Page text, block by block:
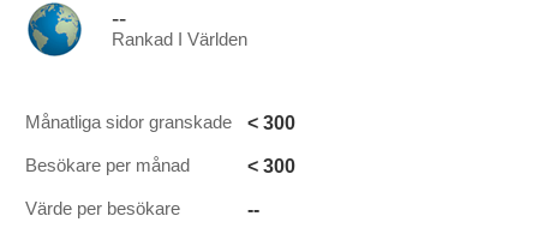
--
Rankad I Världen
Månatliga sidor granskade < 300
Besökare per månad < 300
Värde per besökare --